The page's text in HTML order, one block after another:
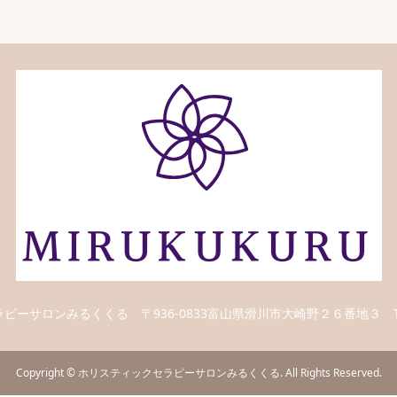
ーサロンみるくくる 〒936-0833富山県滑川市大崎野２６番地３
Copyright©ホリスティックセラピーサロンみるくくる. All Rights Reserved.